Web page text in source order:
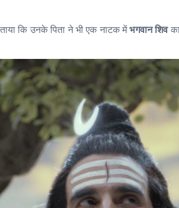
कि उनके पिता ने भी एक नाटक मेंभगवान शिव